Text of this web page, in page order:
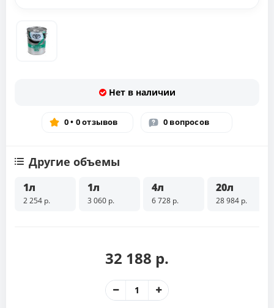
Нет в наличии
0 • 0 отзывов 0 вопросов
Другие объемы
1л
2 254 р.
1л
3 060 р.
4л
6 728 р.
20л
28 984 р.
32 188 р.